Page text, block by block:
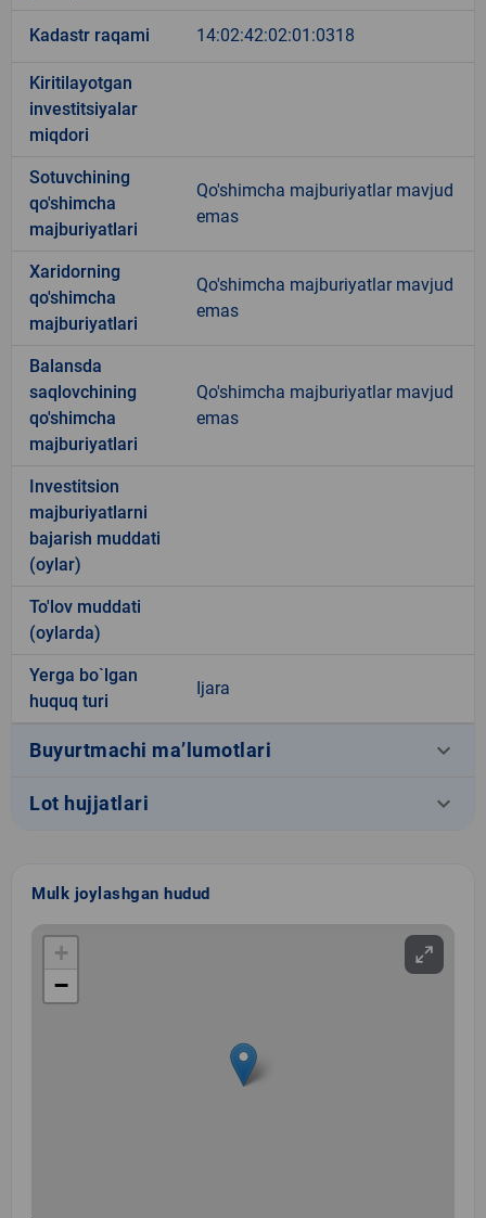
Kadastr raqami 14:02:42:02:01:0318
Kiritilayotgan
investitsiyalar
miqdori
Sotuvchining
qo'shimcha
majburiyatlari
Qo'shimcha majburiyatlar mavjud
emas
Xaridorning
qo'shimcha
majburiyatlari
Qo'shimcha majburiyatlar mavjud
emas
Balansda
saqlovchining
qo'shimcha
majburiyatlari
Qo'shimcha majburiyatlar mavjud
emas
Investitsion
majburiyatlarni
bajarish muddati
(oylar)
To'lov muddati
(oylarda)
Yerga bo`lgan
huquq turi
Ijara
Buyurtmachi ma’lumotlari keyboard_arrow_down
Lot hujjatlari keyboard_arrow_down
Mulk joylashgan hudud
+
−